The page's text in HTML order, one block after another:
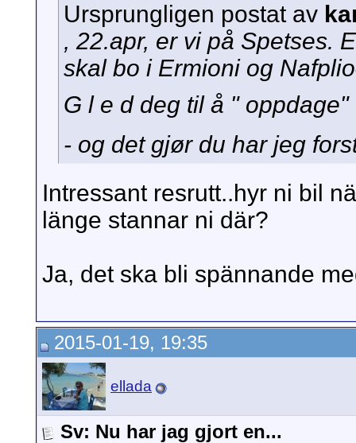
Ursprungligen postat av
, 22.apr, er vi på Spetses.
skal bo i Ermioni og Nafplio
G l e d deg til å "
- og det gjør du har jeg
Intressant resrutt..hyr ni bil
länge stannar ni där?
Ja, det ska bli spännande
2015-01-19, 19:35
ellada
Sv: Nu har jag gjort en...